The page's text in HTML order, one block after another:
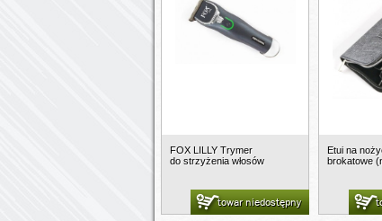
FOX LILLY Trymer
do strzyżenia włosów
towar niedostępny
Etui na
brokatowe